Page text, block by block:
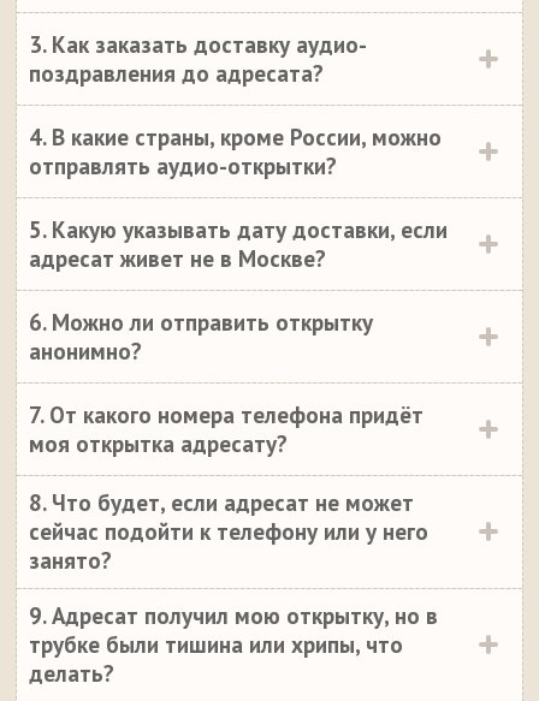
3. Как заказать доставку аудио-
поздравления до адресата?
4. В какие страны, кроме России, можно
отправлять аудио-открытки?
5. Какую указывать дату доставки, если
адресат живет не в Москве?
6. Можно ли отправить открытку
анонимно?
7. От какого номера телефона придёт
моя открытка адресату?
8. Что будет, если адресат не может
сейчас подойти к телефону или у него
занято?
9. Адресат получил мою открытку, но в
трубке были тишина или хрипы, что
делать?